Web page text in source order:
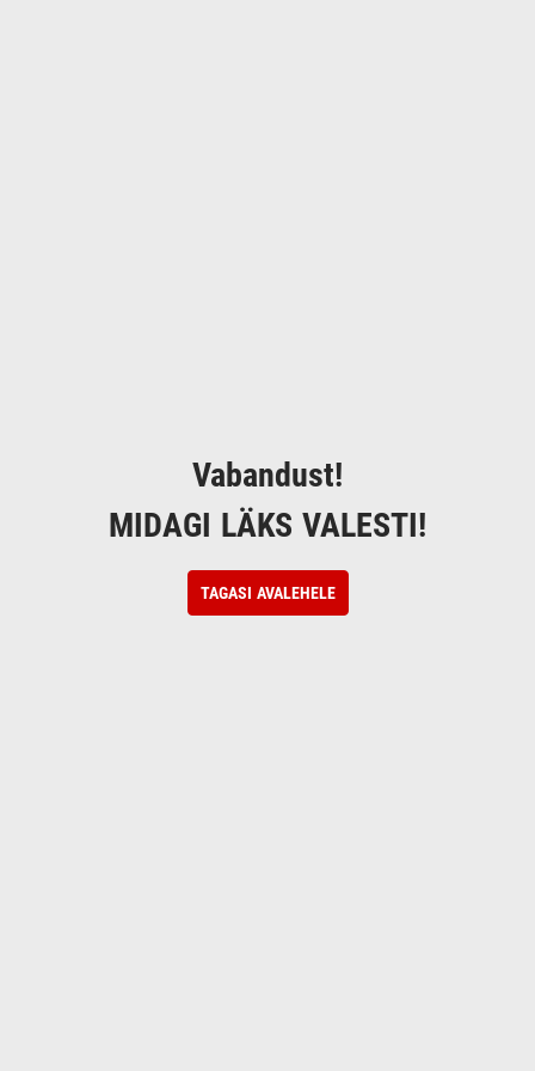
Vabandust!
MIDAGI LÄKS VALESTI!
TAGASI AVALEHELE